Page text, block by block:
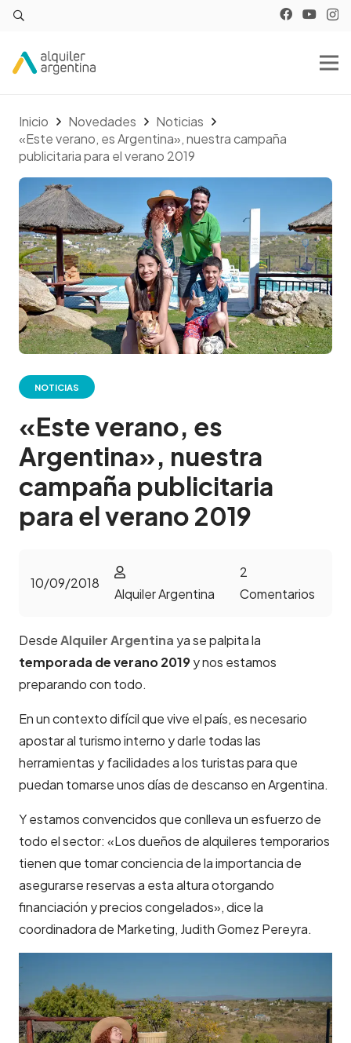
Inicio Novedades
Noticias
«Este verano, es Argentina», nuestra campaña
publicitaria para el verano 2019
NOTICIAS
«Este verano, es
Argentina», nuestra
campaña publicitaria
para el verano 2019
10/09/2018
Alquiler Argentina
2
Comentarios
DesdeAlquiler Argentina ya se palpita la
temporada de verano 2019y nos estamos
preparando con todo.
En un contexto difícil que vive el país, es necesario
apostar al turismo interno y darle todas las
herramientas y facilidades a los turistas para que
puedan tomarse unos días de descanso en Argentina.
Y estamos convencidos que conlleva un esfuerzo de
todo el sector: «Los dueños de alquileres temporarios
tienen que tomar conciencia de la importancia de
asegurarse reservas a esta altura otorgando
financiación y precios congelados», dice la
coordinadora de Marketing, Judith Gomez Pereyra.